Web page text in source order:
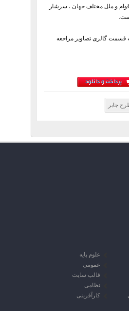
و ملل مختلف جهان ، سرشار
قسمت گالری تصاویر مراجعه
پرداخت و دانلود
جابر
علوم پایه
عمومی
قالب سایت
نظامی
کارآفرینی